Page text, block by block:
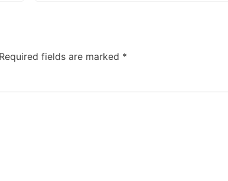
Required fields are marked *